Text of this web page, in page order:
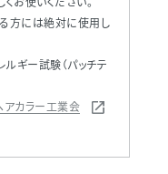
方には絶対に使用し
ギー試験（パッチテ
アカラー工業会